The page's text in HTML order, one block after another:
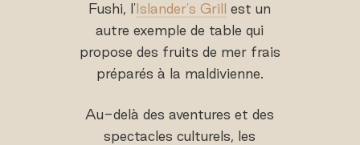
Fushi, l' Islander's Grill
est un
autre exemple de table qui
propose des fruits de mer frais
préparés à la maldivienne.
Au-delà des aventures et des
spectacles culturels, les